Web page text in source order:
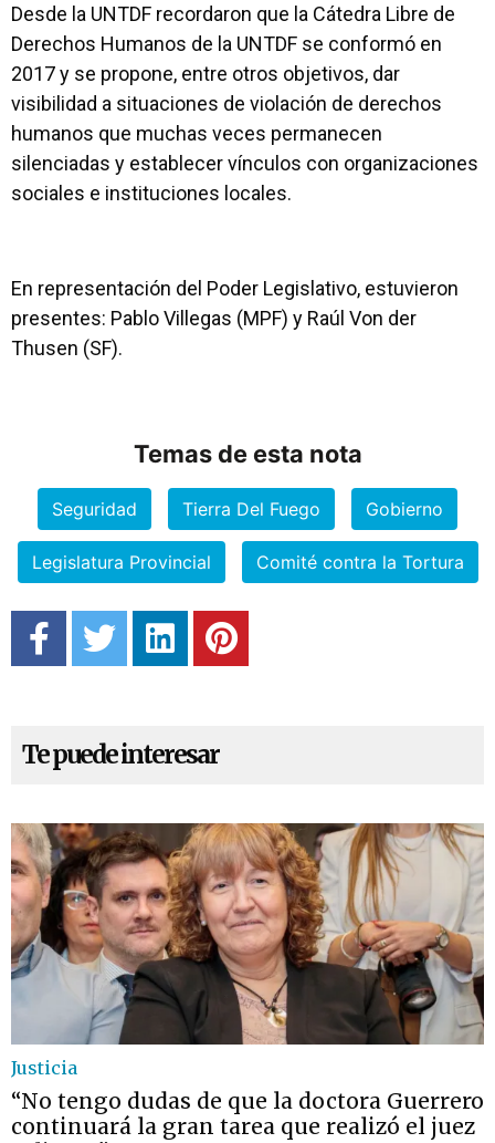
Desde la UNTDF recordaron que la Cátedra Libre de
Derechos Humanos de la UNTDF se conformó en
2017 y se propone, entre otros objetivos, dar
visibilidad a situaciones de violación de derechos
humanos que muchas veces permanecen
silenciadas y establecer vínculos con organizaciones
sociales e instituciones locales.
En representación del Poder Legislativo, estuvieron
presentes: Pablo Villegas (MPF) y Raúl Von der
Thusen (SF).
Temas de esta nota
Seguridad Tierra Del Fuego Gobierno
Legislatura Provincial Comité contra la Tortura
Te puede interesar
Justicia
“No tengo dudas de que la doctora Guerrero
continuará la gran tarea que realizó el juez